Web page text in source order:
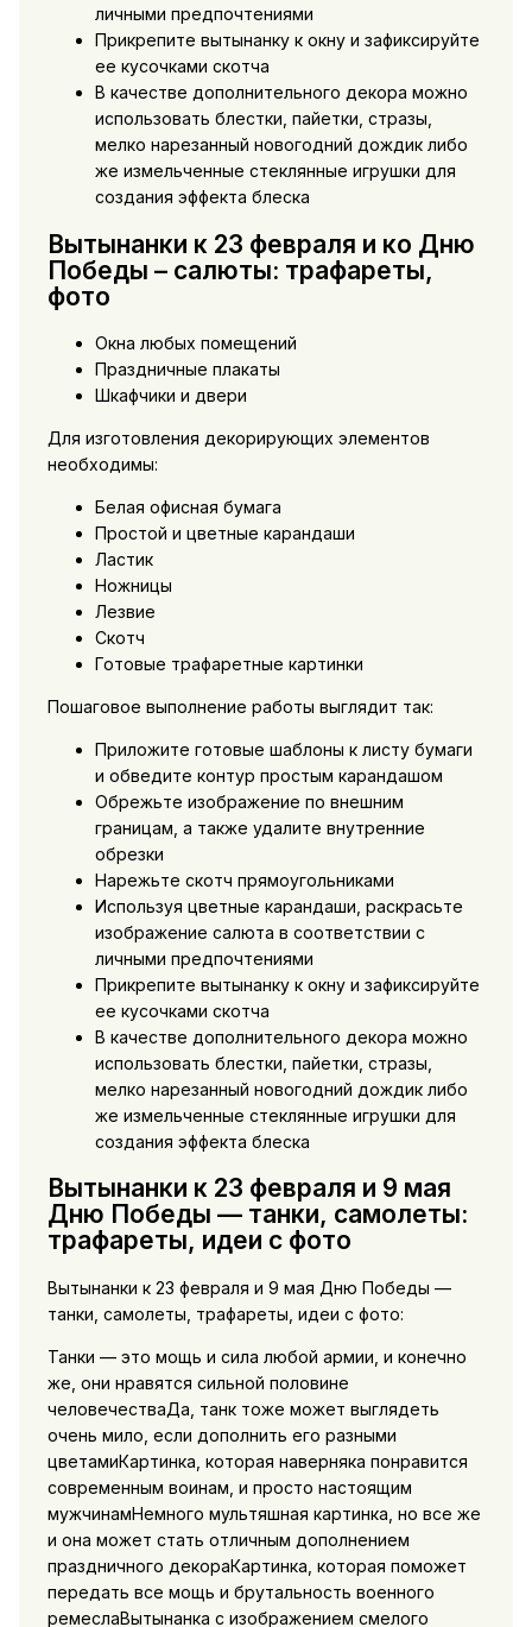
личными предпочтениями
Прикрепите вытынанку к окну и зафиксируйте
ее кусочками скотча
В качестве дополнительного декора можно
использовать блестки, пайетки, стразы,
мелко нарезанный новогодний дождик либо
же измельченные стеклянные игрушки для
создания эффекта блеска
Вытынанки к 23 февраля и ко Дню
Победы – салюты: трафареты,
фото
Окна любых помещений
Праздничные плакаты
Шкафчики и двери
Для изготовления декорирующих элементов
необходимы:
Белая офисная бумага
Простой и цветные карандаши
Ластик
Ножницы
Лезвие
Скотч
Готовые трафаретные картинки
Пошаговое выполнение работы выглядит так:
Приложите готовые шаблоны к листу бумаги
и обведите контур простым карандашом
Обрежьте изображение по внешним
границам, а также удалите внутренние
обрезки
Нарежьте скотч прямоугольниками
Используя цветные карандаши, раскрасьте
изображение салюта в соответствии с
личными предпочтениями
Прикрепите вытынанку к окну и зафиксируйте
ее кусочками скотча
В качестве дополнительного декора можно
использовать блестки, пайетки, стразы,
мелко нарезанный новогодний дождик либо
же измельченные стеклянные игрушки для
создания эффекта блеска
Вытынанки к 23 февраля и 9 мая
Дню Победы — танки, самолеты:
трафареты, идеи с фото
Вытынанки к 23 февраля и 9 мая Дню Победы —
танки, самолеты, трафареты, идеи с фото:
Танки — это мощь и сила любой армии, и конечно
же, они нравятся сильной половине
человечестваДа, танк тоже может выглядеть
очень мило, если дополнить его разными
цветамиКартинка, которая наверняка понравится
современным воинам, и просто настоящим
мужчинамНемного мультяшная картинка, но все же
и она может стать отличным дополнением
праздничного декораКартинка, которая поможет
передать все мощь и брутальность военного
ремеслаВытынанка с изображением смелого